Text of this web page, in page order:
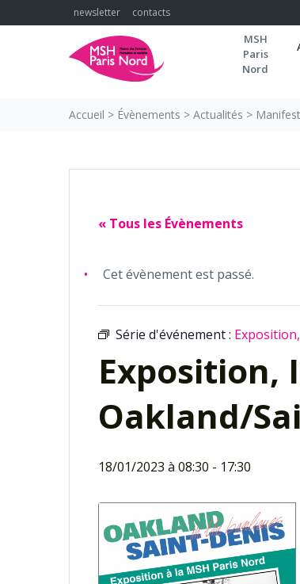
to
newsletter contacts
MSH
Paris
Nord
Accueil > Évènements > Actualités >
« Tous les Évènements
Cet évènement est passé.
Série d'événement :
Exposition,
Oakland/
18/01/2023 à 08:30 - 17:30